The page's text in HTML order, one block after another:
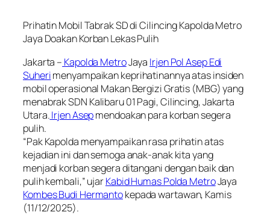
Prihatin Mobil Tabrak SD di Cilincing Kapolda Metro
Jaya Doakan Korban Lekas Pulih
Jakarta – Kapolda MetroJaya Irjen Pol Asep Edi
Suherimenyampaikan keprihatinannya atas insiden
mobil operasional Makan Bergizi Gratis (MBG) yang
menabrak SDN Kalibaru 01 Pagi, Cilincing, Jakarta
Utara.Irjen Asepmendoakan para korban segera
pulih.
“Pak Kapolda menyampaikan rasa prihatin atas
kejadian ini dan semoga anak-anak kita yang
menjadi korban segera ditangani dengan baik dan
pulih kembali,” ujarKabid Humas Polda MetroJaya
Kombes Budi Hermantokepada wartawan, Kamis
(11/12/2025).